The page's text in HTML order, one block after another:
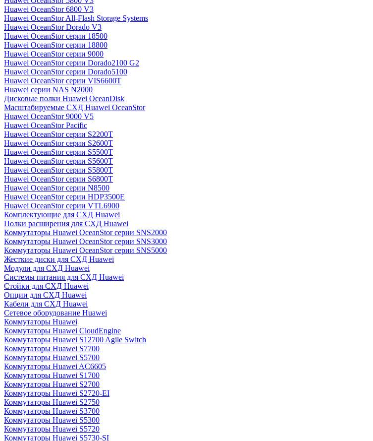
Huawei OceanStor 6800 V3
Huawei OceanStor All-Flash Storage Systems
Huawei OceanStor Dorado V3
Huawei OceanStor серии 18500
Huawei OceanStor серии 18800
Huawei OceanStor серии 9000
Huawei OceanStor серии Dorado2100 G2
Huawei OceanStor серии Dorado5100
Huawei OceanStor серии VIS6600T
Huawei серии NAS N2000
Дисковые полки Huawei OceanDisk
Масштабируемые СХД Huawei OceanStor
Huawei OceanStor 9000 V5
Huawei OceanStor Pacific
Huawei OceanStor серии S2200T
Huawei OceanStor серии S2600T
Huawei OceanStor серии S5500T
Huawei OceanStor серии S5600T
Huawei OceanStor серии S5800T
Huawei OceanStor серии S6800T
Huawei OceanStor серии N8500
Huawei OceanStor серии HDP3500E
Huawei OceanStor серии VTL6900
Комплектующие для СХД Huawei
Полки расширения для СХД Huawei
Коммутаторы Huawei OceanStor серии SNS2000
Коммутаторы Huawei OceanStor серии SNS3000
Коммутаторы Huawei OceanStor серии SNS5000
Жесткие диски для СХД Huawei
Модули для СХД Huawei
Системы питания для СХД Huawei
Стойки для СХД Huawei
Опции для СХД Huawei
Кабели для СХД Huawei
Сетевое оборудование Huawei
Коммутаторы Huawei
Коммутаторы Huawei CloudEngine
Коммутаторы Huawei S12700 Agile Switch
Коммутаторы Huawei S7700
Коммутаторы Huawei S5700
Коммутаторы Huawei AC6605
Коммутаторы Huawei S1700
Коммутаторы Huawei S2700
Коммутаторы Huawei S2720-EI
Коммутаторы Huawei S2750
Коммутаторы Huawei S3700
Коммутаторы Huawei S5300
Коммутаторы Huawei S5720
Коммутаторы Huawei S5730-SI